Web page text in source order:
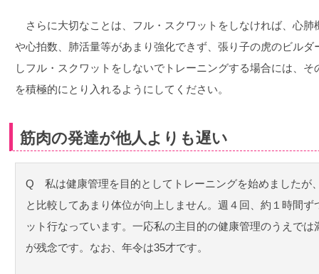
さらに大切なことは、フル・スクワットをしなければ、心肺
や心拍数、肺活量等があまり強化できず、張り子の虎のビル
しフル・スクワットをしないでトレーニングする場合には、
を積極的にとり入れるようにしてください。
筋肉の発達が他人よりも遅い
Q 私は健康管理を目的としてトレーニングを始めましたが
と比較してあまり体位が向上しません。週４回、約１時間
ット行なっています。一応私の主目的の健康管理のうえで
が残念です。なお、年令は35才です。